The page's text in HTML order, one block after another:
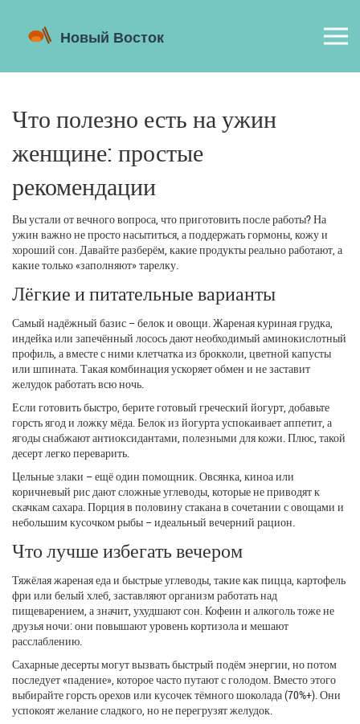
Что полезно есть на ужин
женщине: простые
рекомендации
Вы устали от вечного вопроса, что приготовить после работы? На
ужин важно не просто насытиться, а поддержать гормоны, кожу и
хороший сон. Давайте разберём, какие продукты реально работают, а
какие только «заполняют» тарелку.
Лёгкие и питательные варианты
Самый надёжный базис – белок и овощи. Жареная куриная грудка,
индейка или запечённый лосось дают необходимый аминокислотный
профиль, а вместе с ними клетчатка из брокколи, цветной капусты
или шпината. Такая комбинация ускоряет обмен и не заставит
желудок работать всю ночь.
Если готовить быстро, берите готовый греческий йогурт, добавьте
горсть ягод и ложку мёда. Белок из йогурта успокаивает аппетит, а
ягоды снабжают антиоксидантами, полезными для кожи. Плюс, такой
десерт легко переварить.
Цельные злаки – ещё один помощник. Овсянка, киноа или
коричневый рис дают сложные углеводы, которые не приводят к
скачкам сахара. Порция в половину стакана в сочетании с овощами и
небольшим кусочком рыбы – идеальный вечерний рацион.
Что лучше избегать вечером
Тяжёлая жареная еда и быстрые углеводы, такие как пицца, картофель
фри или белый хлеб, заставляют организм работать над
пищеварением, а значит, ухудшают сон. Кофеин и алкоголь тоже не
друзья ночи: они повышают уровень кортизола и мешают
расслаблению.
Сахарные десерты могут вызвать быстрый подём энергии, но потом
последует «падение», которое часто путают с голодом. Вместо этого
выбирайте горсть орехов или кусочек тёмного шоколада (70%+). Они
успокоят желание сладкого, но не перегрузят желудок.